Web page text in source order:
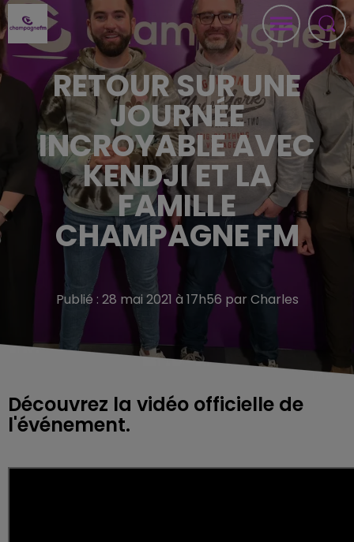
RETOUR SUR UNE
JOURNÉE
INCROYABLE AVEC
KENDJI ET LA
FAMILLE
CHAMPAGNE FM
Publié : 28 mai 2021 à 17h56 par Charles
Découvrez la vidéo officielle de
l'événement.